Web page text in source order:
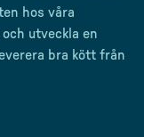
hos våra
utveckla en
bra kött från